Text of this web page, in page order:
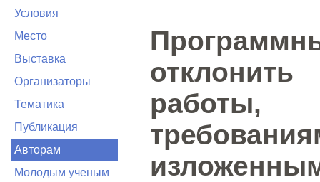
Условия
Место
Выставка
Организаторы
Тематика
Публикация
Авторам
Молодым ученым
работы,